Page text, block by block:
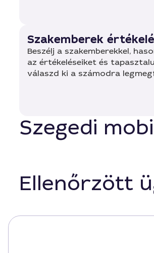
Szakemberek
Beszélj a szakemberekkel,
az értékeléseiket és
válaszd ki a számodra
Szegedi
Ellenőrzött